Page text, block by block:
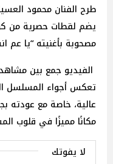
طرح الفنان محمود
يضم لقطات حصرية من
مصحوبة بأغنيته “يا عم
الفيديو جمع بين
تعكس أجواء المسلسل
عالية، خاصة مع عودته
مكانًا مميزًا في قلوب
لا يفوتك